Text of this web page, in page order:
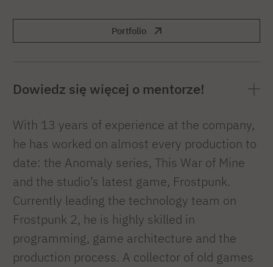
Portfolio
Dowiedz się więcej o mentorze!
With 13 years of experience at the company,
he has worked on almost every production to
date: the Anomaly series, This War of Mine
and the studio’s latest game, Frostpunk.
Currently leading the technology team on
Frostpunk 2, he is highly skilled in
programming, game architecture and the
production process. A collector of old games